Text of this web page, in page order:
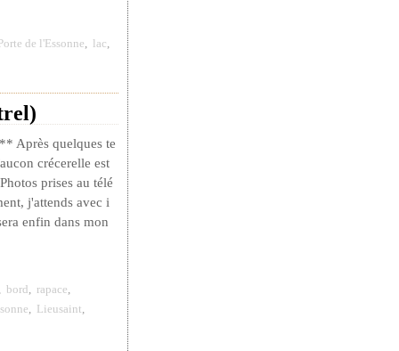
de l'Essonne, lac,
Après quelques te
crécerelle est
prises au télé
j'attends avec i
enfin dans mon
, bord, rapace,
, Lieusaint,